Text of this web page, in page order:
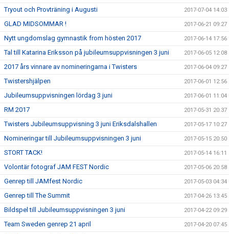
Tryout och Provträning i Augusti 2017-07-04 14:03
GLAD MIDSOMMAR ! 2017-06-21 09:27
Nytt ungdomslag gymnastik from hösten 2017 2017-06-14 17:56
Tal till Katarina Eriksson på jubileumsuppvisningen 3 juni 2017-06-05 12:08
2017 års vinnare av nomineringarna i Twisters 2017-06-04 09:27
Twistershjälpen 2017-06-01 12:56
Jubileumsuppvisningen lördag 3 juni 2017-06-01 11:04
RM 2017 2017-05-31 20:37
Twisters Jubileumsuppvisning 3 juni Eriksdalshallen 2017-05-17 10:27
Nomineringar till Jubileumsuppvisningen 3 juni 2017-05-15 20:50
STORT TACK! 2017-05-14 16:11
Volontär fotograf JAM FEST Nordic 2017-05-06 20:58
Genrep till JAMfest Nordic 2017-05-03 04:34
Genrep till The Summit 2017-04-26 13:45
Bildspel till Jubileumsuppvisningen 3 juni 2017-04-22 09:29
Team Sweden genrep 21 april 2017-04-20 07:45